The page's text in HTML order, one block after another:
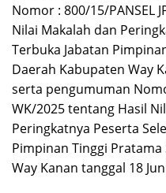
Nomor : 800/15/PANSEL
Nilai Makalah dan
Terbuka Jabatan
Daerah Kabupaten Way
serta pengumuman
WK/2025 tentang Hasil
Peringkatnya Peserta
Pimpinan Tinggi
Way Kanan tanggal 18